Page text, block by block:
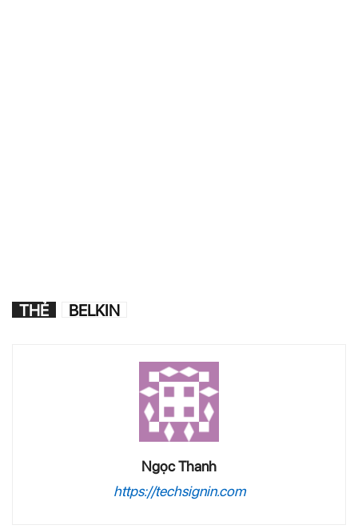
THẺ BELKIN
Ngọc Thanh
https://techsignin.com